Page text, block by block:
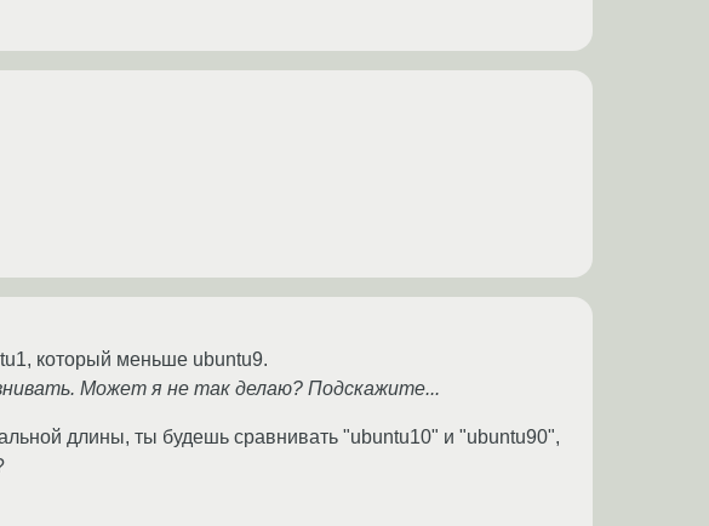
который меньше ubuntu9.
Может я не так делаю? Подскажите...
длины, ты будешь сравнивать "ubuntu10" и "ubuntu90",